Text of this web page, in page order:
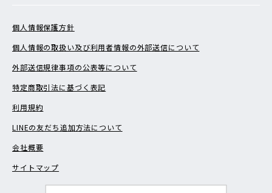
個人情報保護方針
個人情報の取扱い及び利用者情報の外部送信について
外部送信規律事項の公表等について
特定商取引法に基づく表記
利用規約
LINEの友だち追加方法について
会社概要
サイトマップ